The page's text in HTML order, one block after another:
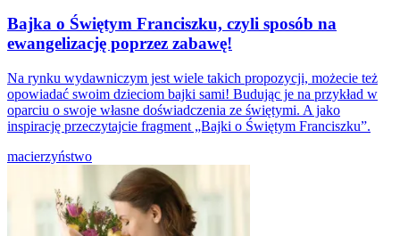
Bajka o Świętym Franciszku, czyli sposób na
ewangelizację poprzez zabawę!
Na rynku wydawniczym jest wiele takich propozycji, możecie też
opowiadać swoim dzieciom bajki sami! Budując je na przykład w
oparciu o swoje własne doświadczenia ze świętymi. A jako
inspirację przeczytajcie fragment „Bajki o Świętym Franciszku”.
macierzyństwo